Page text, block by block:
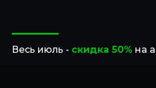
Весь июль - скидка 50% на